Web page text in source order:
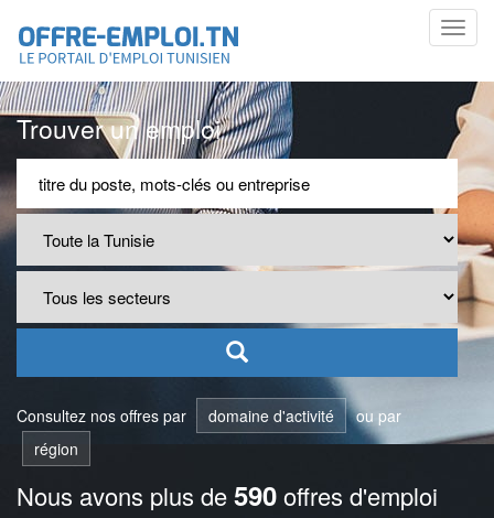
Trouver un emploi
Consultez nos offres par domaine d'activité
ou par
région
Nous avons plus de590offres d'emploi